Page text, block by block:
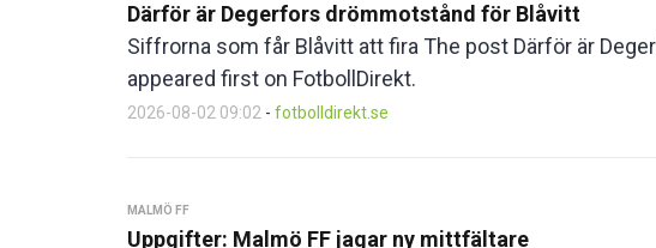
Därför är Degerfors drömmotstånd för Blåvitt
Siffrorna som får Blåvitt att fira The post Därför är
appeared first on FotbollDirekt.
2026-08-02 09:02 - fotbolldirekt.se
MALMÖ FF
Uppgifter: Malmö FF jagar ny mittfältare